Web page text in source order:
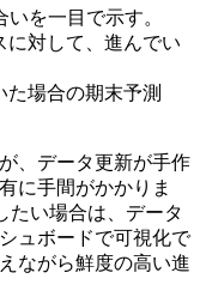
を一目で示す。
に対して、進んでい
場合の期末予測
、データ更新が手作
に手間がかかりま
たい場合は、データ
ュボードで可視化で
ながら鮮度の高い進